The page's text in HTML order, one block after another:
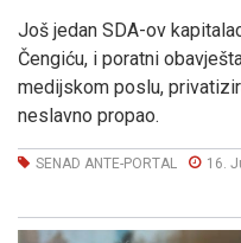
Još jedan SDA-ov
Čengiću, i poratni
medijskom poslu,
neslavno propao.
SENAD ANTE-PORTAL 16.